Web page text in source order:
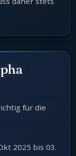
für die
2025 bis 03.